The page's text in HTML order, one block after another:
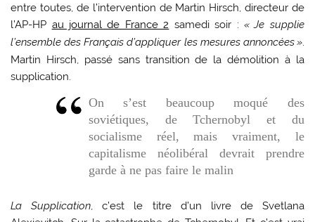
entre toutes, de l’intervention de Martin Hirsch, directeur de
l’AP-HP au journal de France 2 samedi soir : « Je supplie
l’ensemble des Français d’appliquer les mesures annoncées».
Martin Hirsch, passé sans transition de la démolition à la
supplication.
On s’est beaucoup moqué des
soviétiques, de Tchernobyl et du
socialisme réel, mais vraiment, le
capitalisme néolibéral devrait prendre
garde à ne pas faire le malin
La Supplication, c’est le titre d’un livre de Svetlana